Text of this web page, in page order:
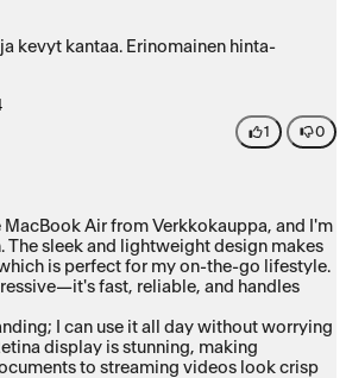
kevyt kantaa. Erinomainen hinta-
1 0
MacBook Air from Verkkokauppa, and I'm
The sleek and lightweight design makes
is perfect for my on-the-go lifestyle.
fast, reliable, and handles
I can use it all day without worrying
display is stunning, making
to streaming videos look crisp